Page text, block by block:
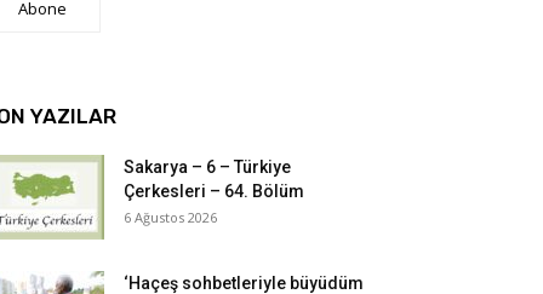
Abone
YAZILAR
Sakarya – 6 – Türkiye
Çerkesleri – 64. Bölüm
6 Ağustos 2026
‘Haçeş sohbetleriyle büyüdüm